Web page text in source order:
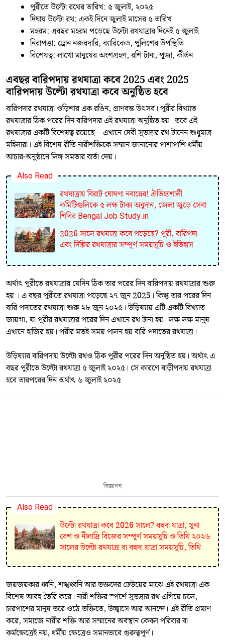
পুরীতে উল্টো রথের তারিখ: ৫ জুলাই, ২০২৫
দিঘায় উল্টো রথ: একই দিনে জুলাই মাসের ৫ তারিখ
মহরম: এবছর মহরম পড়েছে উল্টো রথযাত্রার দিনেই ৫ জুলাই
নিরাপত্তা: ড্রোন নজরদারি, ব্যারিকেড, পুলিশের উপস্থিতি
বিশেষত্ব: লাখো মানুষের অংশগ্রহণ, রশি টানা, পূজা, কীর্তন
এবছর বারিপদায় রথযাত্রা কবে 2025 এবং 2025
বারিপদায় উল্টো রথযাত্রা কবে অনুষ্ঠিত হবে
বারিপদার রথযাত্রা ওড়িশার এক রঙিন, প্রাণবন্ত উৎসব। পুরীর বিখ্যাত
রথযাত্রার ঠিক পরের দিন বারিপদার এই রথযাত্রা অনুষ্ঠিত হয়। তবে এই
রথযাত্রার একটি বিশেষত্ব রয়েছে—এখানে দেবী সুভদ্রার রথ টানেন শুধুমাত্র
মহিলারা। এই বিশেষ রীতি নারীশক্তিকে সম্মান জানানোর পাশাপাশি ধর্মীয়
আচার-অনুষ্ঠানে লিঙ্গ সমতার বার্তা দেয়।
Also Read
রথযাত্রায় বিরাট ঘোষণা নবান্নের! ঐতিহ্যশালী
কমিটিগুলিকে ৫ লক্ষ টাকা অনুদান, জেলা জুড়ে সেবা
শিবির Bengal Job Study.in
2026 সালে রথযাত্রা কবে পড়েছে? পুরী, বারিপদা
এবং দিল্লির রথযাত্রার সম্পূর্ণ সময়সূচি ও ইতিহাস
অর্থাৎ পুরীতে রথযাত্রার যেদিন ঠিক তার পরের দিন বারিপদায় রথযাত্রার শুরু
হয় । এ বছর পুরীতে রথযাত্রা পড়েছে ২৭ জুন 2025। কিন্তু তার পরের দিন
বারি পদাতের রথযাত্রা শুরু ২৮ জুন ২০২৫। উড়িষ্যায় এটি একটি বিখ্যাত
জায়গা, যা পুরীর রথযাত্রার পরের দিন এখানে রথ টানা হয়। লক্ষ লক্ষ মানুষ
এখানে হাজির হয়। পরীর মতই সময় পালন হয় বারি পদাতের রথযাত্রা।
উড়িষ্যার বারিপদায় উল্টো রথও ঠিক পুরীর পরের দিন অনুষ্ঠিত হয়। অর্থাৎ এ
বছর পুরীতে উল্টো রথযাত্রা ৫ জুলাই ২০২৫। সে কারণে বাড়ীপদায় রথযাত্রা
হবে তারপরের দিন অর্থাৎ ৬ জুলাই ২০২৫
বিজ্ঞাপন
Also Read
উল্টো রথযাত্রা কবে 2026 সালে? বহুদা যাত্রা, সুনা
বেশ ও নীলাদ্রি বিজের সম্পূর্ণ সময়সূচি ও তিথি ২০২৬
সালের উল্টো রথযাত্রা বা বহুদা যাত্রা সময়সূচি, তিথি
জয়জয়কার ধ্বনি, শঙ্খধ্বনি আর ভক্তদের ঢেউয়ের মাঝে এই রথযাত্রা এক
বিশেষ আবহ তৈরি করে। নারী শক্তির স্পর্শে সুভদ্রার রথ এগিয়ে চলে,
চারপাশের মানুষ ভরে ওঠে ভক্তিতে, উচ্ছ্বাসে আর আনন্দে। এই রীতি প্রমাণ
করে, সমাজে নারীর শক্তি আর সম্মানের অবস্থান কেবল পরিবার বা
কর্মক্ষেত্রেই নয়, ধর্মীয় ক্ষেত্রেও সমানভাবে গুরুত্বপূর্ণ।